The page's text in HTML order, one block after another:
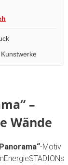
–
Wände
-Motiv